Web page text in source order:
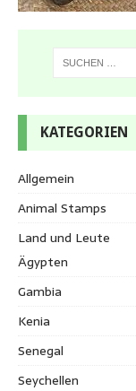
KATEGORIEN
Allgemein
Animal Stamps
Land und Leute
Ägypten
Gambia
Kenia
Senegal
Seychellen